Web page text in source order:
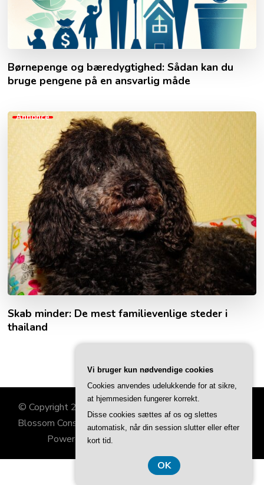
Børnepenge og bæredygtighed: Sådan kan du
bruge pengene på en ansvarlig måde
Annonce
Skab minder: De mest familievenlige steder i
thailand
© Copyright 2026 Familiehjørnet . All Rights Reserved.
Blossom Consulting | Developed ByBlossom Themes
Powered byWordPress
CVR DK-37 40 77 39
Vi bruger kun nødvendige cookies
Cookies anvendes udelukkende for at sikre,
at hjemmesiden fungerer korrekt.
Disse cookies sættes af os og slettes
automatisk, når din session slutter eller efter
kort tid.
OK